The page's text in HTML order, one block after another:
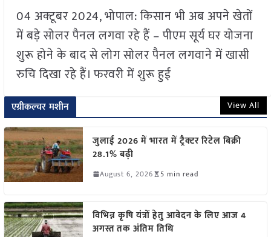
04 अक्टूबर 2024, भोपाल: किसान भी अब अपने खेतों
में बड़े सोलर पैनल लगवा रहे हैं – पीएम सूर्य घर योजना
शुरू होने के बाद से लोग सोलर पैनल लगवाने में खासी
रुचि दिखा रहे हैं। फरवरी में शुरू हुई
एग्रीकल्चर मशीन View All
जुलाई 2026 में भारत में ट्रैक्टर रिटेल बिक्री
28.1% बढ़ी
August 6, 2026 5 min read
विभिन्न कृषि यंत्रों हेतु आवेदन के लिए आज 4
अगस्त तक अंतिम तिथि